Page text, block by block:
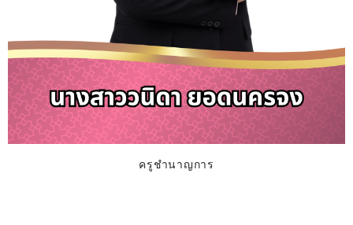
ครูชำนาญการ